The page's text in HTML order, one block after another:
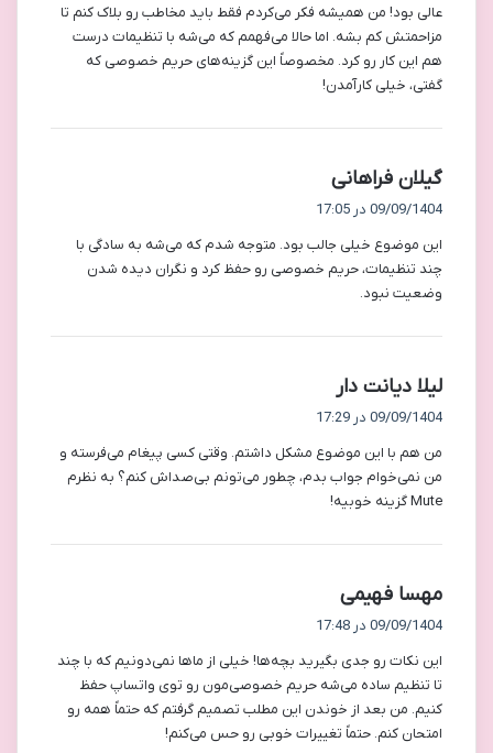
:
عالی بود! من همیشه فکر می‌کردم فقط باید مخاطب رو بلاک کنم تا
مزاحمتش کم بشه. اما حالا می‌فهمم که می‌شه با تنظیمات درست
هم این کار رو کرد. مخصوصاً این گزینه‌های حریم خصوصی که
گفتی، خیلی کارآمدن!
گیلان فراهانی
ف
:
09/09/1404 در 17:05
این موضوع خیلی جالب بود. متوجه شدم که می‌شه به سادگی با
چند تنظیمات، حریم خصوصی رو حفظ کرد و نگران دیده شدن
وضعیت نبود.
لیلا دیانت دار
ف
:
09/09/1404 در 17:29
من هم با این موضوع مشکل داشتم. وقتی کسی پیغام می‌فرسته و
من نمی‌خوام جواب بدم، چطور می‌تونم بی‌صداش کنم؟ به نظرم
Mute گزینه خوبیه!
مهسا فهیمی
ف
09/09/1404 در 17:48
این نکات رو جدی بگیرید بچه‌ها! خیلی از ماها نمی‌دونیم که با چند
تا تنظیم ساده می‌شه حریم خصوصی‌مون رو توی واتساپ حفظ
کنیم. من بعد از خوندن این مطلب تصمیم گرفتم که حتماً همه رو
امتحان کنم. حتماً تغییرات خوبی رو حس می‌کنم!